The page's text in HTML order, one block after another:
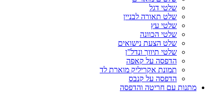
שלטי דגל
שלט תאורה לבניין
שלטי עץ
שלטי הכוונה
שלט הצעת נישואים
שלטי תיווך ונדל”ן
הדפסה על קאפה
תמונת אקריליק מוארת לד
הדפסה על קנבס
מתנות עם חריטה והדפסה